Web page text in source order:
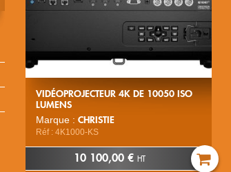
VIDÉOPROJECTEUR 4K DE 10050 ISO
LUMENS
Marque : CHRISTIE
Réf : 4K1000-KS
10 100,00 €HT